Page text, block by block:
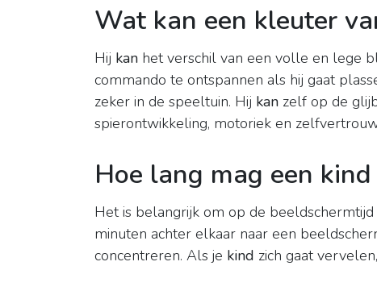
Wat kan een kleuter
Hij kan het verschil van een volle en lege
commando te ontspannen als hij gaat
zeker in de speeltuin. Hij kan zelf op de
spierontwikkeling, motoriek en
Hoe lang mag een
Het is belangrijk om op de
minuten achter elkaar naar een
concentreren. Als je kind zich gaat